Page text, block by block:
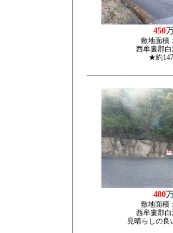
450
敷地面積
西牟婁郡白
★約
480
敷地面積
西牟婁郡白
見晴らしの良